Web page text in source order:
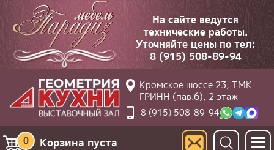
На сайте ведутся
технические работы.
Уточняйте цены по тел:
8 (915) 508-89-94
Кромское шоссе 23, ТМК
ГРИНН (пав.6), 2 этаж
8 (915) 508-89-94
0 Корзина пуста